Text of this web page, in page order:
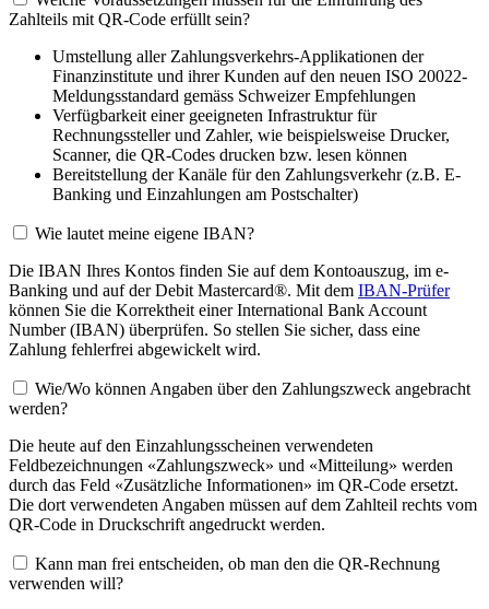
Zahlteils mit QR-Code erfüllt sein?
Umstellung aller Zahlungsverkehrs-Applikationen der
Finanzinstitute und ihrer Kunden auf den neuen ISO 20022-
Meldungsstandard gemäss Schweizer Empfehlungen
Verfügbarkeit einer geeigneten Infrastruktur für
Rechnungssteller und Zahler, wie beispielsweise Drucker,
Scanner, die QR-Codes drucken bzw. lesen können
Bereitstellung der Kanäle für den Zahlungsverkehr (z.B. E-
Banking und Einzahlungen am Postschalter)
Wie lautet meine eigene IBAN?
Die IBAN Ihres Kontos finden Sie auf dem Kontoauszug, im e-
Banking und auf der Debit Mastercard®. Mit dem IBAN-Prüfer
können Sie die Korrektheit einer International Bank Account
Number (IBAN) überprüfen. So stellen Sie sicher, dass eine
Zahlung fehlerfrei abgewickelt wird.
Wie/Wo können Angaben über den Zahlungszweck angebracht
werden?
Die heute auf den Einzahlungsscheinen verwendeten
Feldbezeichnungen «Zahlungszweck» und «Mitteilung» werden
durch das Feld «Zusätzliche Informationen» im QR-Code ersetzt.
Die dort verwendeten Angaben müssen auf dem Zahlteil rechts vom
QR-Code in Druckschrift angedruckt werden.
Kann man frei entscheiden, ob man den die QR-Rechnung
verwenden will?